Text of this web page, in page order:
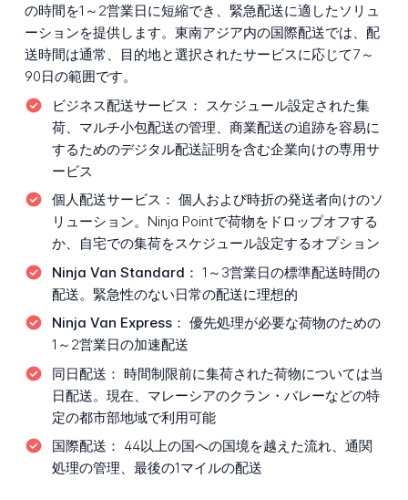
の時間を1～2営業日に短縮でき、緊急配送に適したソリュ
ーションを提供します。東南アジア内の国際配送では、配
送時間は通常、目的地と選択されたサービスに応じて7～
90日の範囲です。
ビジネス配送サービス：
スケジュール設定された集
荷、マルチ小包配送の管理、商業配送の追跡を容易に
するためのデジタル配送証明を含む企業向けの専用サ
ービス
個人配送サービス： 個人および時折の発送者向けのソ
リューション。Ninja Pointで荷物をドロップオフする
か、自宅での集荷をスケジュール設定するオプション
Ninja Van Standard： 1～3営業日の標準配送時間の
配送。緊急性のない日常の配送に理想的
Ninja Van Express： 優先処理が必要な荷物のための
1～2営業日の加速配送
同日配送： 時間制限前に集荷された荷物については当
日配送。現在、マレーシアのクラン・バレーなどの特
定の都市部地域で利用可能
国際配送： 44以上の国への国境を越えた流れ、通関
処理の管理、最後の1マイルの配送